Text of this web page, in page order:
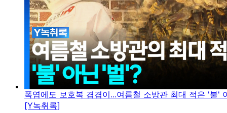
폭염에도 보호복 겹겹이...여름철 소방관 최대 적은 '불'
[Y녹취록]